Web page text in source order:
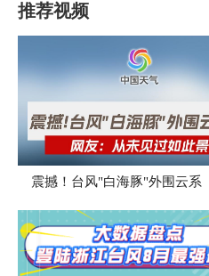
推荐视频
震撼！台风"白海豚"外围云系